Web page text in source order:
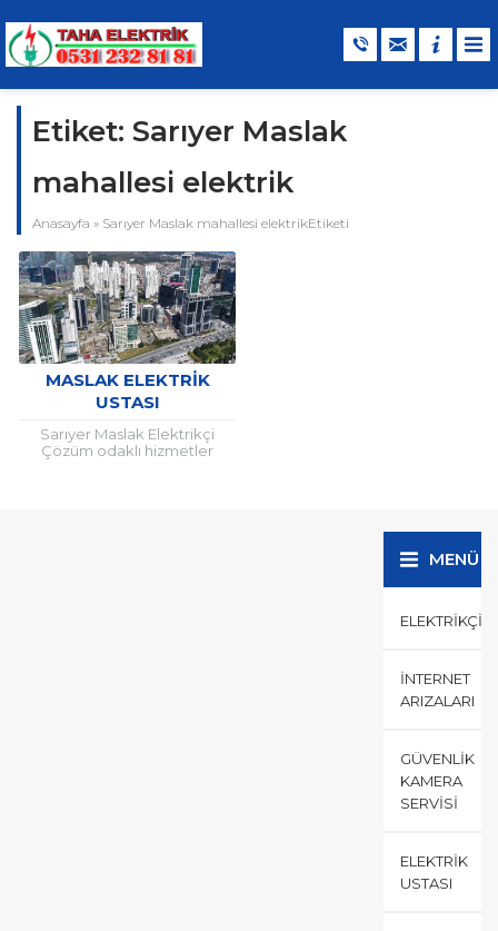
Etiket: Sarıyer Maslak
mahallesi elektrik
Anasayfa » Sarıyer Maslak mahallesi elektrikEtiketi
MASLAK ELEKTRIK
USTASI
Sarıyer Maslak Elektrikçi
Çözüm odaklı hizmetler
MENÜ
ELEKTRIKÇI
İNTERNET
ARIZALARI
GÜVENLIK
KAMERA
SERVISI
ELEKTRIK
USTASI